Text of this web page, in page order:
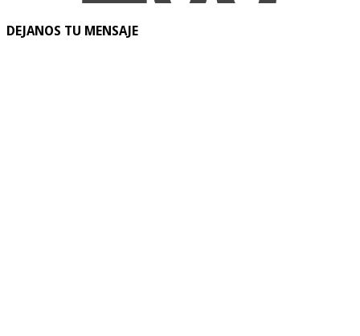
DEJANOS TU MENSAJE